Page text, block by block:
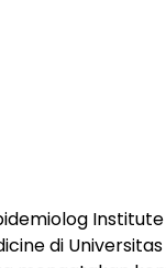
di Universitas